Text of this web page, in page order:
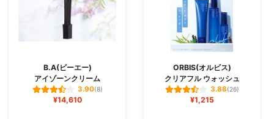
B.A(ビーエー)
アイゾーンクリーム
3.90(8)
¥14,610
ORBIS(オルビス)
クリアフル ウォッシュ
3.88(26)
¥1,215